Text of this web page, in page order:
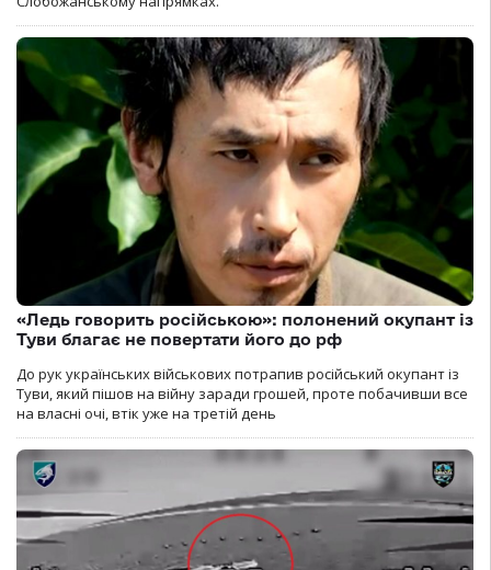
«Ледь говорить російською»: полонений окупант із
Туви благає не повертати його до рф
До рук українських військових потрапив російський окупант із
Туви, який пішов на війну заради грошей, проте побачивши все
на власні очі, втік уже на третій день